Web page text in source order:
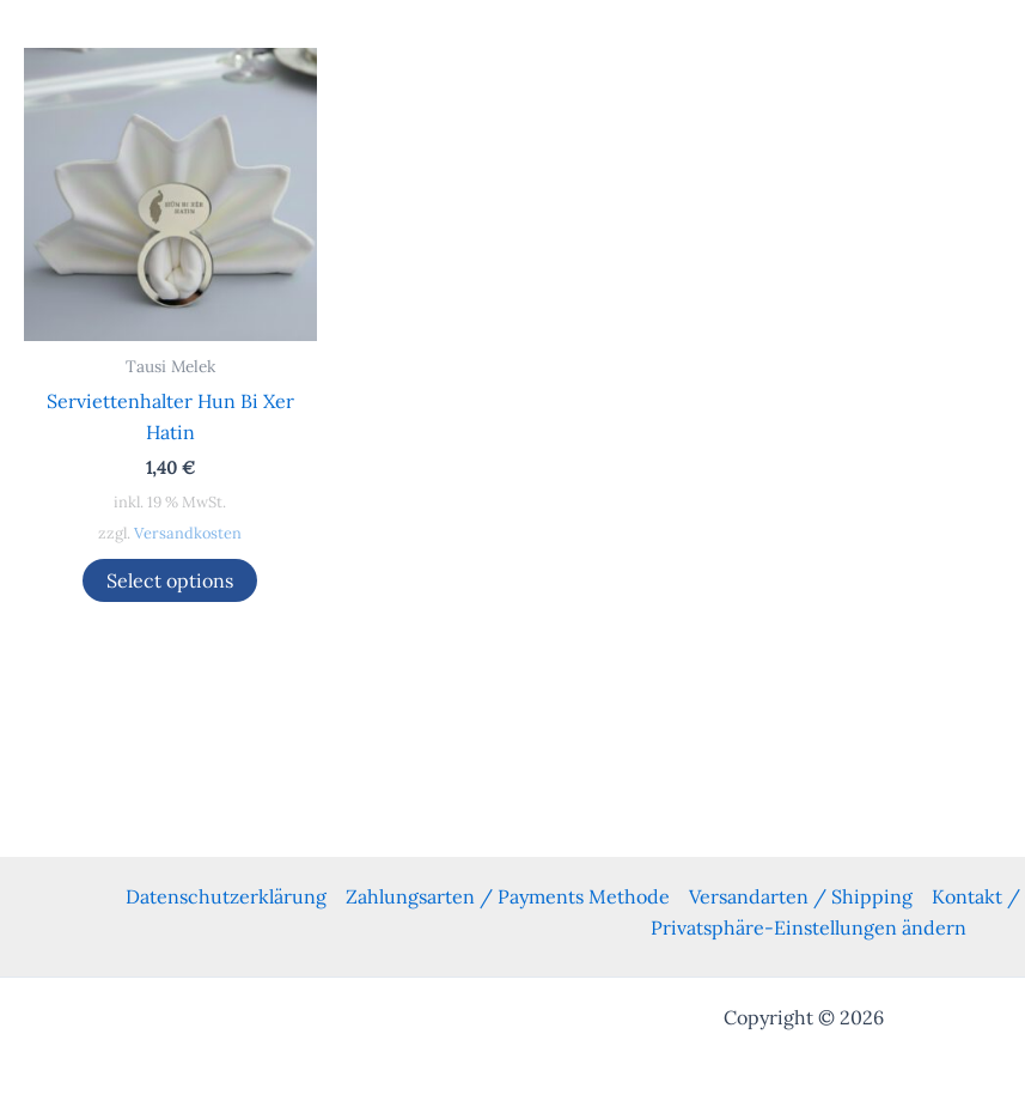
Tausi Melek
Serviettenhalter Hun Bi Xer
Hatin
1,40 €
inkl. 19 % MwSt.
zzgl.Versandkosten
Select options
Datenschutzerklärung Zahlungsarten / Payments Methode Versandarten / Shipping Kontakt /
Privatsphäre-Einstellungen ändern
Copyright © 2026